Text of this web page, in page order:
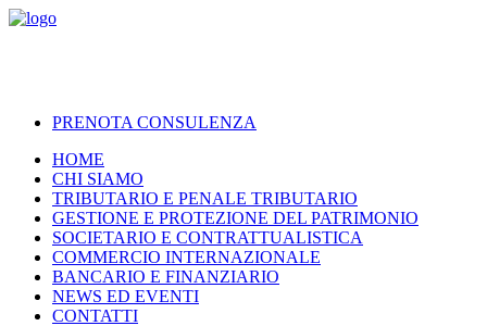
PRENOTA CONSULENZA
HOME
CHI SIAMO
TRIBUTARIO E PENALE TRIBUTARIO
GESTIONE E PROTEZIONE DEL PATRIMONIO
SOCIETARIO E CONTRATTUALISTICA
COMMERCIO INTERNAZIONALE
BANCARIO E FINANZIARIO
NEWS ED EVENTI
CONTATTI